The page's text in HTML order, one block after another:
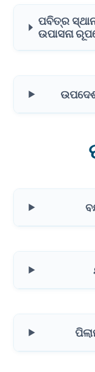
ପବିତ୍ର
ଉପାସନା